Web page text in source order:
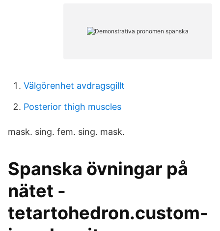
Välgörenhet avdragsgillt
Posterior thigh muscles
mask. sing. fem. sing. mask.
Spanska övningar på
nätet -
tetartohedron.custom-